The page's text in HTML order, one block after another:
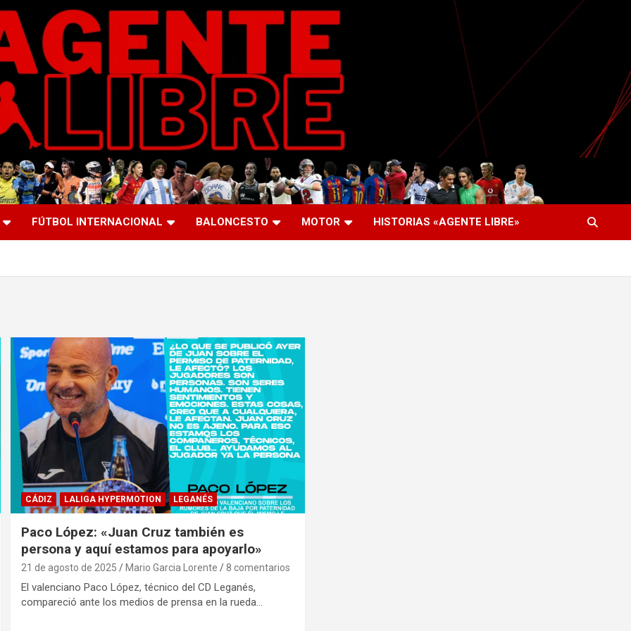
FÚTBOL INTERNACIONAL BALONCESTO MOTOR HISTORIAS «AGENTE LIBRE»
CÁDIZ LALIGA HYPERMOTION LEGANÉS
Paco López: «Juan Cruz también es
persona y aquí estamos para apoyarlo»
21 de agosto de 2025 Mario Garcia Lorente 8 comentarios
El valenciano Paco López, técnico del CD Leganés,
compareció ante los medios de prensa en la rueda…